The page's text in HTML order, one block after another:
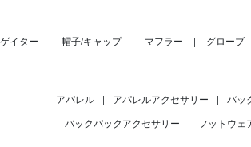
ゲイター 帽子/キャップ マフラー グローブ
アパレル | アパレルアクセサリー | バッ
バックパックアクセサリー
| フットウェ